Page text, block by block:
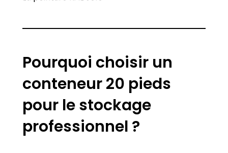
Pourquoi choisir un
conteneur 20 pieds
pour le stockage
professionnel ?